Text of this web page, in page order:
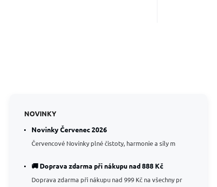
NOVINKY
Novinky Červenec 2026
Červencové Novinky plné čistoty, harmonie a síly m
🚚 Doprava zdarma při nákupu nad 888 Kč
Doprava zdarma při nákupu nad 999 Kč na všechny pr